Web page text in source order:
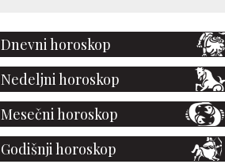
Dnevni horoskop
Nedeljni horoskop
Mesečni horoskop
Godišnji horoskop